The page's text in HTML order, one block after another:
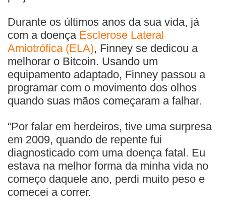
Durante os últimos anos da sua vida, já
com a doença Esclerose Lateral
Amiotrófica (ELA), Finney se dedicou a
melhorar o Bitcoin. Usando um
equipamento adaptado, Finney passou a
programar com o movimento dos olhos
quando suas mãos começaram a falhar.
“Por falar em herdeiros, tive uma surpresa
em 2009, quando de repente fui
diagnosticado com uma doença fatal. Eu
estava na melhor forma da minha vida no
começo daquele ano, perdi muito peso e
comecei a correr.